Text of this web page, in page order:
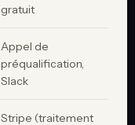
gratuit
Appel de
préqualification,
Slack
Stripe (traitement